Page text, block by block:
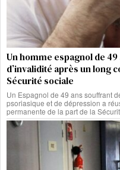
Un homme espagnol de
d’invalidité après un long
Sécurité sociale
Un Espagnol de 49 ans souffrant
psoriasique et de dépression a
permanente de la part de la